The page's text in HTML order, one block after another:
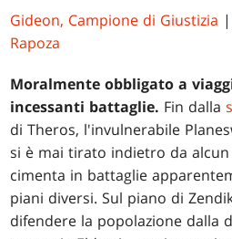
Gideon, Campione di Giustizia
Rapoza
Moralmente obbligato a
incessanti battaglie. Fin dalla
di Theros, l'invulnerabile
si è mai tirato indietro da
cimenta in battaglie
piani diversi. Sul piano di
difendere la popolazione dalla